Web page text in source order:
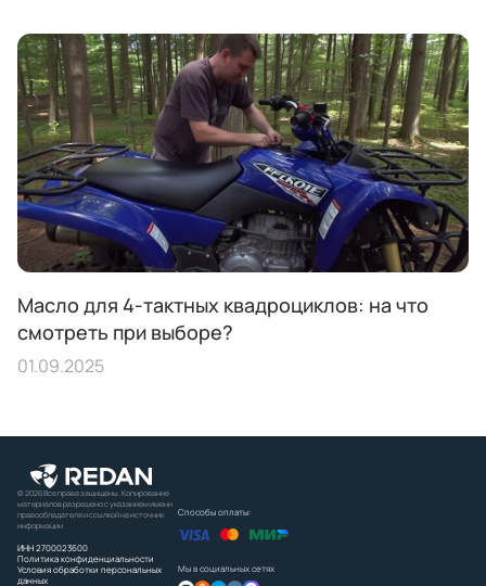
Масло для 4-тактных квадроциклов: на что
смотреть при выборе?
01.09.2025
© 2026 Все права защищены. Копирование
материалов разрешено с указанием имени
правообладателя и ссылкой на источник
информации
ИНН 2700023600
Политика конфиденциальности
Условия обработки персональных
данных
Способы оплаты:
Мы в социальных сетях